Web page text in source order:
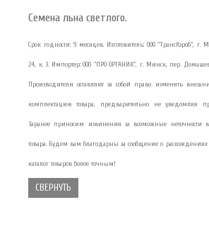
Семена льна светлого.
Срок годности: 9 месяцев. Изготовитель: ООО "ТрансКэроб", г.
24, к. 3. Импортер: ООО "ПРО ОРГАНИК", г. Минск, пер.
Производители оставляют за собой право изменять
комплектацию товара, предварительно не уведомляя
Заранее приносим извинения за возможные неточности
товара. Будем вам благодарны за сообщение о
каталог товаров более точным!
СВЕРНУТЬ